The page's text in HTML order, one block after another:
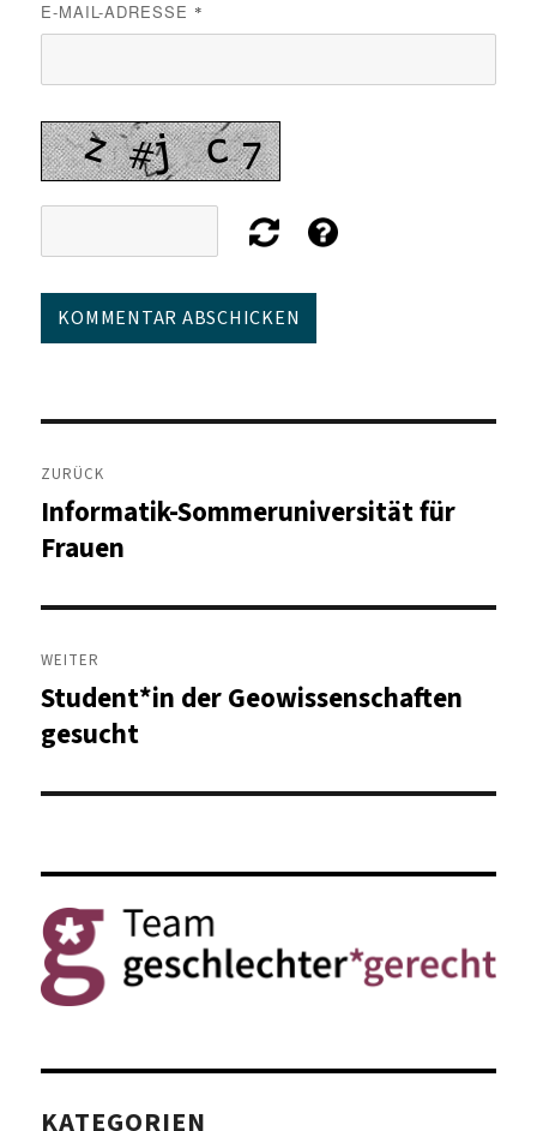
E-MAIL-ADRESSE *
Beitragsnavigation
ZURÜCK
Vorheriger
Beitrag:
Informatik-Sommeruniversität für
Frauen
WEITER
Nächster
Beitrag:
Student*in der Geowissenschaften
gesucht
KATEGORIEN